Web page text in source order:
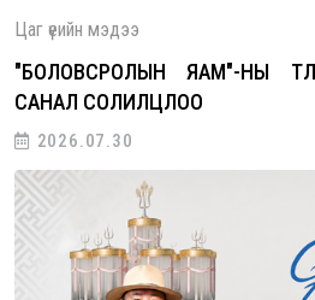
Цаг үеийн мэдээ
"БОЛОВСРОЛЫН ЯАМ"-НЫ
САНАЛ СОЛИЛЦЛОО
2026.07.30